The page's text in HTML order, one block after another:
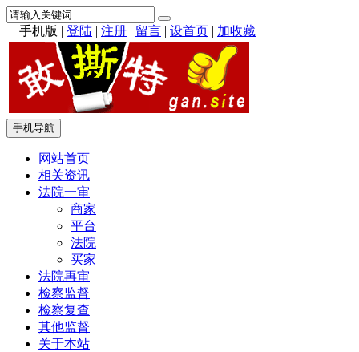
手机版 | 登陆 | 注册 | 留言 | 设首页 | 加收藏
手机导航
网站首页
相关资讯
法院一审
商家
平台
法院
买家
法院再审
检察监督
检察复查
其他监督
关于本站